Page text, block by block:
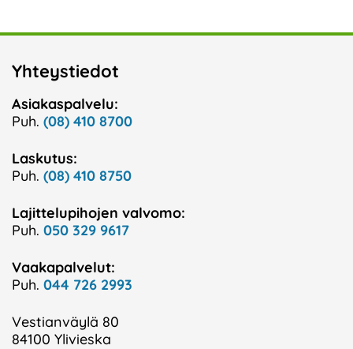
Yhteystiedot
Asiakaspalvelu:
Puh. (08) 410 8700
Laskutus:
Puh. (08) 410 8750
Lajittelupihojen valvomo:
Puh. 050 329 9617
Vaakapalvelut:
Puh. 044 726 2993
Vestianväylä 80
84100 Ylivieska